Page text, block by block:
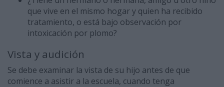
que vive en el mismo hogar y quien ha recibido
tratamiento, o está bajo observación por
intoxicación por plomo?
Vista y audición
Se debe examinar la vista de su hijo antes de que
comience a asistir a la escuela, cuando tenga